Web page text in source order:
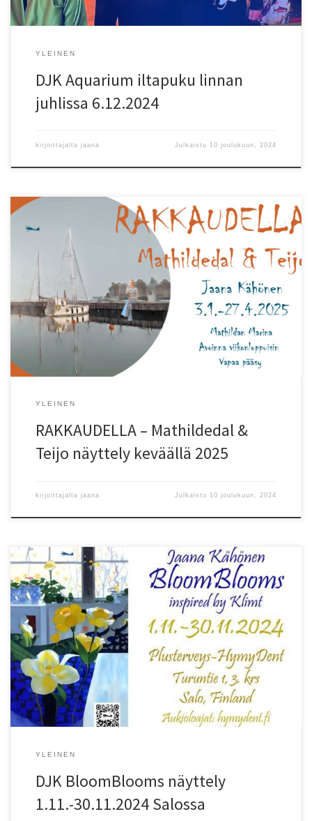
YLEINEN
DJK Aquarium iltapuku linnan
juhlissa 6.12.2024
kirjoittajalta jaana Julkaistu 10 joulukuun, 2024
Kevään 2025 DJK Design Jaana Kähönen ”Rakkaudella –
Mathildedal & Teijo” -taidenäyttely Mathildan Marinassa
Mathildedalissa pohjautuu postikorttimaisiin välähdyksiin
Mathildedalin ja Teijon ruukkikylien ja kansallispuiston alueelta.
Kaikki näyttelyn teokset ovat vuodelta 2024. Teijon ruukkikylien
alue on minulle rakas ja tuttu – hankin itselleni yli 10 vuotta sitten
kakkosasunnon Mathildedalista, ihastuttuani kylään […]
YLEINEN
RAKKAUDELLA – Mathildedal &
Teijo näyttely keväällä 2025
kirjoittajalta jaana Julkaistu 10 joulukuun, 2024
DJK Design Jaana Kähönen BloomBlooms taidenäyttely avautuu
1.11.2024 Salossa, Plusterveys-HymyDentin tiloissa. Näyttelyyn voi
tulla piipahtamaan ja katselemaan taidetta, vaikkei olisi
hammashoitoon asiaan. Kaikki työt ovat myynnissä. Näyttelyn
taustaa: 1800-1900-lukujen taitteessa eläneen, itävaltalaisen
taidemaalari Gustav Klimtin teokset ovat aina kiehtoneet minua. Art
nouveau -taidesuuntausta edustavat maalaukset ovat täynnä
symboliikkaa. Tunnusomaista Klimtin […]
YLEINEN
DJK BloomBlooms näyttely
1.11.-30.11.2024 Salossa